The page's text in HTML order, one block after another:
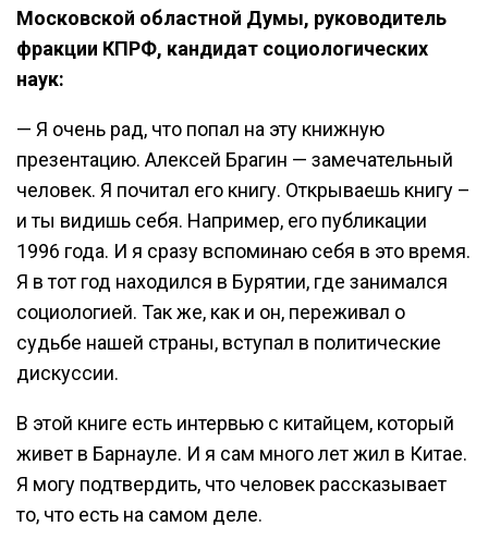
Московской областной Думы, руководитель
фракции КПРФ, кандидат социологических
наук:
— Я очень рад, что попал на эту книжную
презентацию. Алексей Брагин — замечательный
человек. Я почитал его книгу. Открываешь книгу –
и ты видишь себя. Например, его публикации
1996 года. И я сразу вспоминаю себя в это время.
Я в тот год находился в Бурятии, где занимался
социологией. Так же, как и он, переживал о
судьбе нашей страны, вступал в политические
дискуссии.
В этой книге есть интервью с китайцем, который
живет в Барнауле. И я сам много лет жил в Китае.
Я могу подтвердить, что человек рассказывает
то, что есть на самом деле.